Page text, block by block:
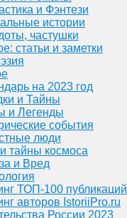
и Фэнтези
истории
частушки
статьи и заметки
на 2023 год
и Тайны
и Легенды
события
люди
тайны космоса
и Вред
ТОП-100 публикаций
авторов IstoriiPro.ru
России 2023